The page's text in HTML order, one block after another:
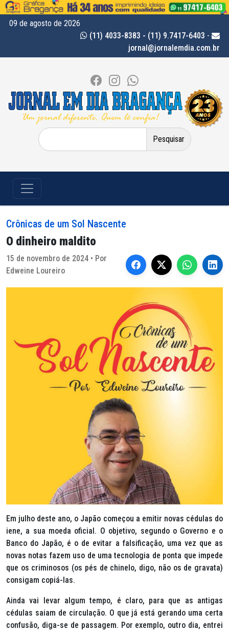
09 de agosto de 2026
(11) 4033-8383 - (11) 9.7417-6403 -
jornal@jornalemdia.com.br
Pesquisar
por:
Crônicas de um Sol Nascente
O dinheiro maldito
15 de novembro de 2024 • Por
Edweine Loureiro
Em julho deste ano, o Japão começou a emitir novas cédulas do
iene, a sua moeda oficial. O objetivo, segundo o Governo e o
Banco do Japão, é o de evitar a falsificação, uma vez que as
novas notas fazem uso de uma tecnologia de ponta que impede
que os criminosos (os pés de chinelo, digo, não os de gravata)
consigam copiá-las.
Ainda vai levar algum tempo, é claro, para que as antigas
cédulas saiam de circulação. O que já está gerando uma certa
confusão, diga-se de passagem. Por exemplo, outro dia, entrei